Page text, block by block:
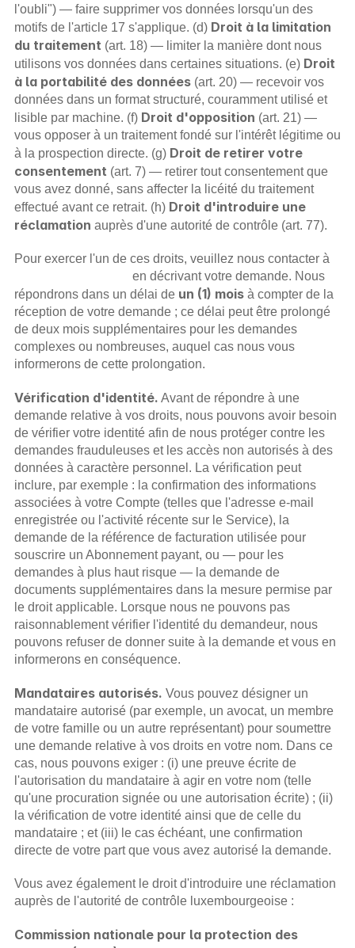
l'oubli") — faire supprimer vos données lorsqu'un des
motifs de l'article 17 s'applique. (d) Droit à la limitation
du traitement (art. 18) — limiter la manière dont nous
utilisons vos données dans certaines situations. (e) Droit
à la portabilité des données (art. 20) — recevoir vos
données dans un format structuré, couramment utilisé et
lisible par machine. (f) Droit d'opposition (art. 21) —
vous opposer à un traitement fondé sur l'intérêt légitime ou
à la prospection directe. (g) Droit de retirer votre
consentement (art. 7) — retirer tout consentement que
vous avez donné, sans affecter la licéité du traitement
effectué avant ce retrait. (h) Droit d'introduire une
réclamation auprès d'une autorité de contrôle (art. 77).
en décrivant votre demande. Nous
répondrons dans un délai de un (1) mois à compter de la
réception de votre demande ; ce délai peut être prolongé
de deux mois supplémentaires pour les demandes
complexes ou nombreuses, auquel cas nous vous
informerons de cette prolongation.
Vérification d'identité. Avant de répondre à une
demande relative à vos droits, nous pouvons avoir besoin
de vérifier votre identité afin de nous protéger contre les
demandes frauduleuses et les accès non autorisés à des
données à caractère personnel. La vérification peut
inclure, par exemple : la confirmation des informations
associées à votre Compte (telles que l'adresse e-mail
enregistrée ou l'activité récente sur le Service), la
demande de la référence de facturation utilisée pour
souscrire un Abonnement payant, ou — pour les
demandes à plus haut risque — la demande de
documents supplémentaires dans la mesure permise par
le droit applicable. Lorsque nous ne pouvons pas
raisonnablement vérifier l'identité du demandeur, nous
pouvons refuser de donner suite à la demande et vous en
informerons en conséquence.
Mandataires autorisés. Vous pouvez désigner un
mandataire autorisé (par exemple, un avocat, un membre
de votre famille ou un autre représentant) pour soumettre
une demande relative à vos droits en votre nom. Dans ce
cas, nous pouvons exiger : (i) une preuve écrite de
l'autorisation du mandataire à agir en votre nom (telle
qu'une procuration signée ou une autorisation écrite) ; (ii)
la vérification de votre identité ainsi que de celle du
mandataire ; et (iii) le cas échéant, une confirmation
directe de votre part que vous avez autorisé la demande.
Vous avez également le droit d'introduire une réclamation
auprès de l'autorité de contrôle luxembourgeoise :
Commission nationale pour la protection des